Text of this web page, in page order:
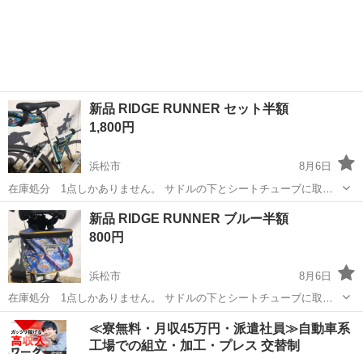
新品 RIDGE RUNNER セット半額
1,800円
浜松市
8月6日
在庫処分 1点しかありません。 サドルの下とシートチューブに取り
付けるバッグです。 予備のチューブや工具等々入れます。 定価
￥3600の半額です。 1点しありませんので早い者勝ちです。 ノークレ
ームノーリターン...
静岡 浜松市 その他
新品 RIDGE RUNNER ブルー半額
800円
浜松市
8月6日
在庫処分 1点しかありません。 サドルの下とシートチューブに取り
付けるバッグです。 予備のチューブや工具等々入れます。 定価￥１６
００の半額です。 1点しありませんので早い者勝ちです。 ノークレー
ムノーリターン...
静岡 浜松市 その他 RUNNER
≪寮無料・月収45万円・派遣社員≫自動車系
工場での組立・加工・プレス 交替制